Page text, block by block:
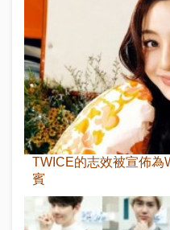
TWICE的志效被宣佈為
賓